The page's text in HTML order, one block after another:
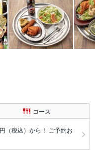
コース
（税込）から！ ご予約お